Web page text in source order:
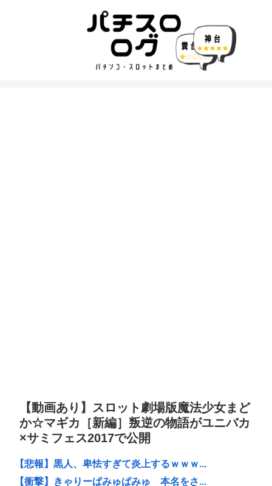
【動画あり】スロット劇場版魔法少女まど
か☆マギカ［新編］叛逆の物語がユニバカ
×サミフェス2017で公開
【悲報】黒人、卑怯すぎて炎上するｗｗｗ...
【衝撃】きゃりーぱみゅぱみゅ 本名をさ...